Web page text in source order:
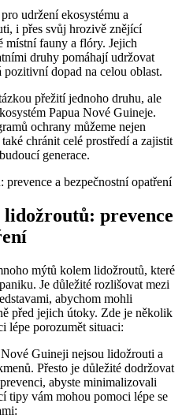
udržení ekosystému a
i přes svůj hrozivě znějící
místní fauny a flóry. Jejich
druhy pomáhají udržovat
dopad na celou oblast.
přežití jednoho druhu,⁢ ale
Papua Nové Guineje.
ochrany⁣ můžeme nejen
chránit celé prostředí ​a ⁢zajistit
generace.
prevence​
mýtů ‌kolem lidožroutů, které
Je důležité rozlišovat mezi
abychom mohli
před jejich útoky. Zde je několik
⁢lépe porozumět situaci:
Guineji nejsou⁤ lidožrouti a
Přesto je důležité ‌dodržovat
abyste minimalizovali
tipy vám mohou pomoci lépe se‌